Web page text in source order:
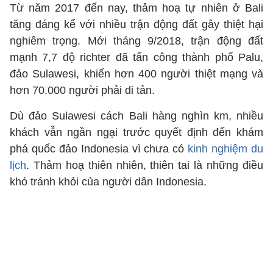
Từ năm 2017 đến nay, thảm hoạ tự nhiên ở Bali
tăng đáng kể với nhiều trận động đất gây thiệt hại
nghiêm trọng. Mới tháng 9/2018, trận động đất
mạnh 7,7 độ richter đã tấn công thành phố Palu,
đảo Sulawesi, khiến hơn 400 người thiệt mạng và
hơn 70.000 người phải di tản.
Dù đảo Sulawesi cách Bali hàng nghìn km, nhiều
khách vẫn ngần ngại trước quyết định đến khám
phá quốc đảo Indonesia vì chưa có kinh nghiệm du
lịch. Thảm hoạ thiên nhiên, thiên tai là những điều
khó tránh khỏi của người dân Indonesia.